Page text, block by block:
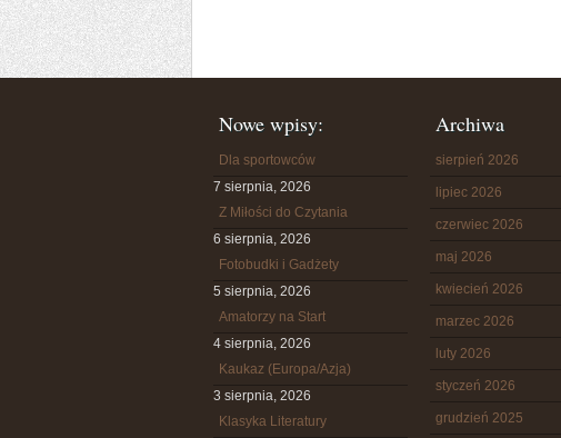
Nowe wpisy:
Dla sportowców
7 sierpnia, 2026
Z Miłości do Czytania
6 sierpnia, 2026
Fotobudki i Gadżety
5 sierpnia, 2026
Amatorzy na Start
4 sierpnia, 2026
Kaukaz (Europa/Azja)
3 sierpnia, 2026
Klasyka Literatury
Archiwa
sierpień 2026
lipiec 2026
czerwiec 2026
maj 2026
kwiecień 2026
marzec 2026
luty 2026
styczeń 2026
grudzień 2025